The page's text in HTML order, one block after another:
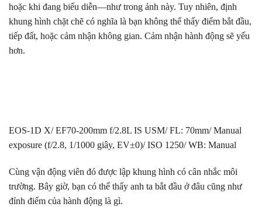
hoặc khi đang biểu diễn—như trong ảnh này. Tuy nhiên, định
khung hình chặt chẽ có nghĩa là bạn không thể thấy điểm bắt đầu,
tiếp đất, hoặc cảm nhận không gian. Cảm nhận hành động sẽ yếu
hơn.
EOS-1D X/ EF70-200mm f/2.8L IS USM/ FL: 70mm/ Manual
exposure (f/2.8, 1/1000 giây, EV±0)/ ISO 1250/ WB: Manual
Cùng vận động viên đó được lập khung hình có cân nhắc môi
trường. Bây giờ, bạn có thể thấy anh ta bắt đầu ở đâu cũng như
đỉnh điểm của hành động là gì.